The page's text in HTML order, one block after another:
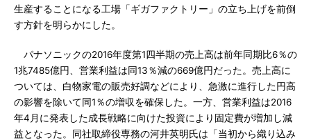
生産することになる工場「ギガファクトリー」の立ち上げを前倒
す方針を明らかにした。
パナソニックの2016年度第1四半期の売上高は前年同期比6％の
1兆7485億円、営業利益は同13％減の669億円だった。売上高に
ついては、白物家電の販売好調などにより、急激に進行した円高
の影響を除いて同1％の増収を確保した。一方、営業利益は2016
年4月に発表した成長戦略に向けた投資により固定費が増加し減
益となった。同社取締役専務の河井英明氏は「当初から織り込み